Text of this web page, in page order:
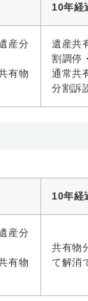
10年経
産分
有物
遺産共
割調停
通常共
分割訴
10年経
産分
有物
共有物
て解消